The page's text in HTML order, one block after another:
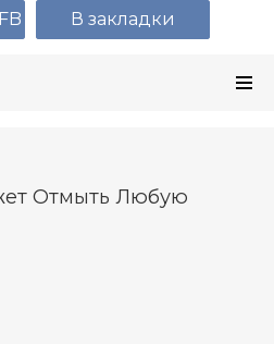
Отмыть Любую
В закладки